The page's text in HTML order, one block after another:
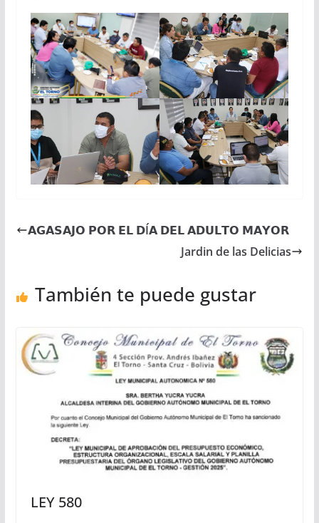
𝗔𝗚𝗔𝗦𝗔𝗝𝗢 𝗣𝗢𝗥 𝗘𝗟 𝗗Í𝗔 𝗗𝗘𝗟 𝗔𝗗𝗨𝗟𝗧𝗢 𝗠𝗔𝗬𝗢𝗥
Jardin de las Delicias
También te puede gustar
LEY 580